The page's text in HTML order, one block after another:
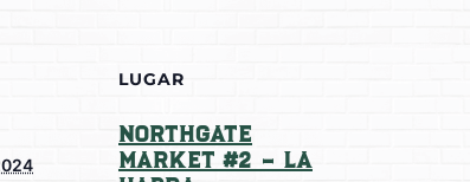
LUGAR
Northgate
Market #2 – La